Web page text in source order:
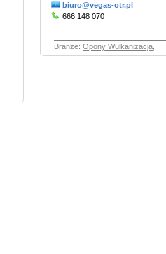
biuro@vegas-otr.pl
666 148 070
Branże: Opony Wulkanizacja